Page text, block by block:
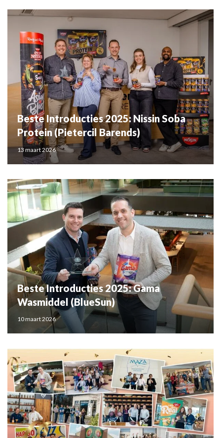
Beste Introducties 2025: Nissin Soba
Protein (Pietercil Barends)
13 maart 2026
Beste Introducties 2025: Gama
Wasmiddel (BlueSun)
10 maart 2026